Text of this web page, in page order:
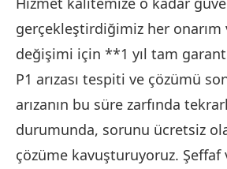
gerçekleştirdiğimiz her onarım
değişimi için **1 yıl tam
P1 arızası tespiti ve çözümü
arızanın bu süre zarfında
durumunda, sorunu ücretsiz
çözüme kavuşturuyoruz.